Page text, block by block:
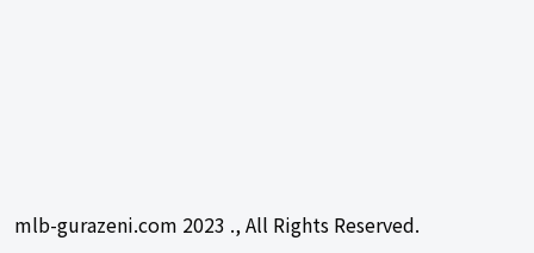
mlb-gurazeni.com 2023 ., All Rights Reserved.